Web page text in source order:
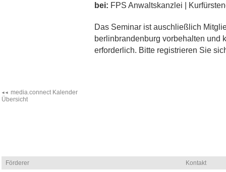
bei: FPS Anwaltskanzlei |
Das Seminar ist auschließlich
berlinbrandenburg vorbehalten und
erforderlich. Bitte registrieren Sie
media.connect Kalender
Übersicht
Förderer Kontakt